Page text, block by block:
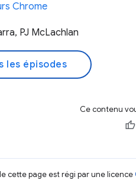
Chrome
PJ McLachlan
les épisodes
Ce contenu
cette page est régi par une licence